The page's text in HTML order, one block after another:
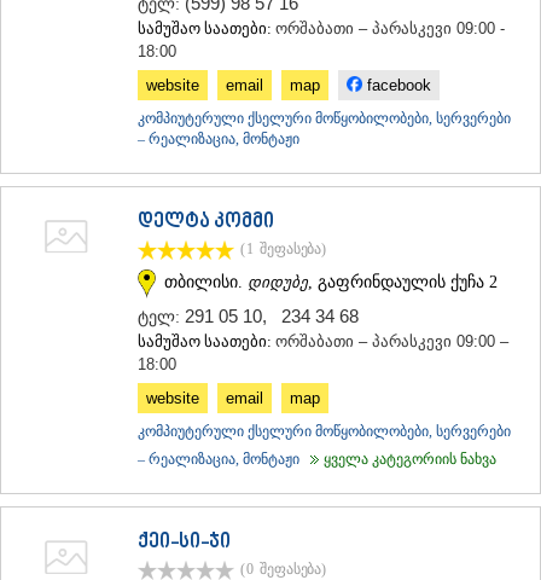
ᲬᲐᲚᲔᲜᲯᲘᲮᲐ
ᲐᲜᲐᲙᲚᲘᲐ
ᲡᲐᲛᲪᲮᲔ–ᲯᲐᲕᲐᲮᲔᲗᲘ
ᲐᲮᲐᲚᲥᲐᲚᲐᲥᲘ
ᲜᲘᲜᲝᲬᲛᲘᲜᲓᲐ
ᲕᲐᲚᲔ
ᲥᲕᲔᲛᲝ ᲥᲐᲠᲗᲚᲘ
ᲑᲝᲚᲜᲘᲡᲘ
ტელ:
სამუშაო საათები: ორშაბათი – პარასკევი 09:00 -
18:00
website
email map facebook
კომპიუტერული ქსელური მოწყობილობები, სერვერები
– რეალიზაცია, მონტაჟი
დელტა კომმი
(1 შეფასება)
თბილისი. დიდუბე , გაფრინდაულის ქუჩა 2
ტელ: 291 05 10, 234 34 68
სამუშაო საათები: ორშაბათი – პარასკევი 09:00 –
18:00
website
email map
კომპიუტერული ქსელური მოწყობილობები, სერვერები
– რეალიზაცია, მონტაჟი
ყველა კატეგორიის ნახვა
ქეი-სი-ჯი
(0 შეფასება)